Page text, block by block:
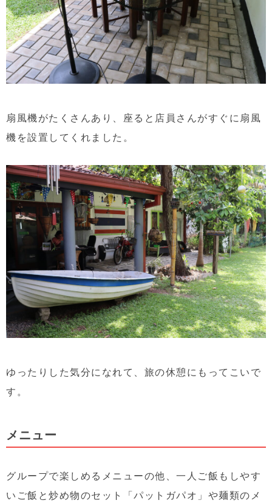
扇風機がたくさんあり、座ると店員さんがすぐに扇風
機を設置してくれました。
ゆったりした気分になれて、旅の休憩にもってこいで
す。
メニュー
グループで楽しめるメニューの他、一人ご飯もしやす
いご飯と炒め物のセット「パットガパオ」や麺類のメ